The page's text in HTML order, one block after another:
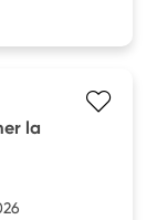
la